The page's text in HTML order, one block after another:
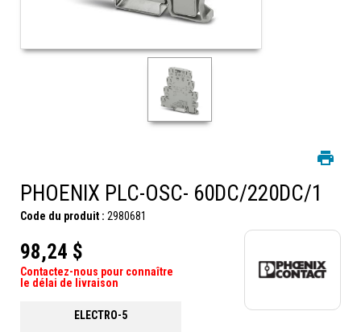
PHOENIX PLC-OSC- 60DC/220DC/1
Code du produit : 2980681
98,24 $
Contactez-nous pour connaître
le délai de livraison
ELECTRO-5